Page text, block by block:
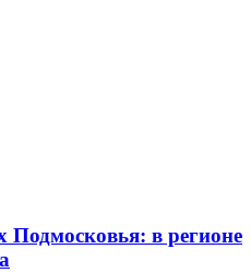
Подмосковья: в регионе